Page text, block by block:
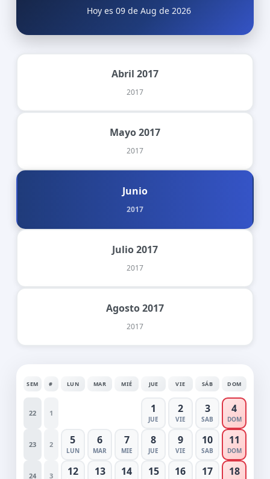
Hoy es 09 de Aug de 2026
Abril 2017
2017
Mayo 2017
2017
Junio
2017
Julio 2017
2017
Agosto 2017
2017
SEM # LUN MAR MIÉ JUE VIE SÁB DOM
22 1 1
JUE
2
VIE
3
SAB
4
DOM
23 2 5
LUN
6
MAR
7
MIE
8
JUE
9
VIE
10
SAB
11
DOM
24 3 12 13 14 15 16 17 18